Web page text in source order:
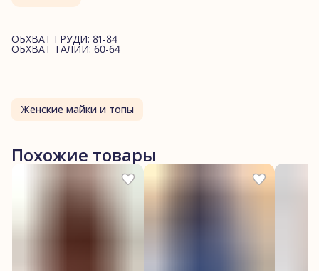
ОБХВАТ ГРУДИ: 81-84
ОБХВАТ ТАЛИИ: 60-64
Женские майки и топы
Похожие товары